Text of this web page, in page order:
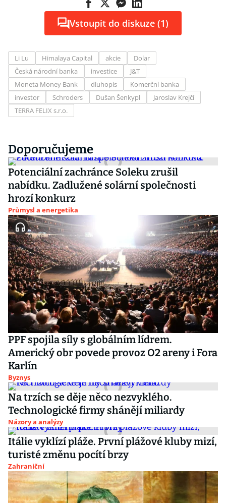
Vstoupit do diskuze (1)
Li Lu Himalaya Capital akcie
Dolar
Česká národní banka
investice
J&T
Moneta Money Bank
dluhopis
Komerční banka
investor
Schroders Dušan Šenkypl
Jaroslav Krejčí
TERRA FELIX s.r.o.
Doporučujeme
Potenciální zachránce Soleku zrušil
nabídku. Zadlužené solární společnosti
hrozí konkurz
Průmysl a energetika
PPF spojila síly s globálním lídrem.
Americký obr povede provoz O2 areny i Fora
Karlín
Byznys
Na trzích se děje něco nezvyklého.
Technologické firmy shánějí miliardy
Názory a analýzy
Itálie vyklízí pláže. První plážové kluby mizí,
turisté změnu pocítí brzy
Zahraniční